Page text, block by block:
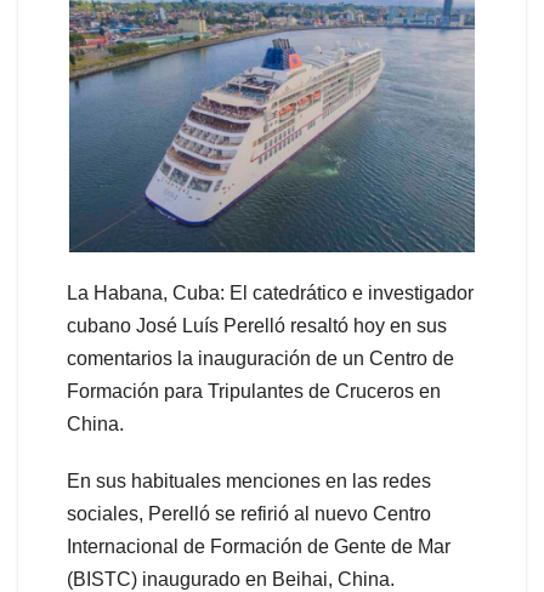
La Habana, Cuba: El catedrático e investigador
cubano José Luís Perelló resaltó hoy en sus
comentarios la inauguración de un Centro de
Formación para Tripulantes de Cruceros en
China.
En sus habituales menciones en las redes
sociales, Perelló se refirió al nuevo Centro
Internacional de Formación de Gente de Mar
(BISTC) inaugurado en Beihai, China.